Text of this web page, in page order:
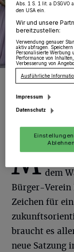
Das noch
mit ihrem Hofstaat
Foto: BV
M dem
Bürger-
Zeichen für
braucht es
neue Satzung
Abs. 1 S. 1 lit. a DSGVO
den USA ein.
Wir und unsere
bereitzustellen:
Verwendung genauer
aktiv abfragen.
Personalisierte Werbung
Performance von
Verbesserung von
Ausführliche
Impressum
Datenschutz
Ablehnen